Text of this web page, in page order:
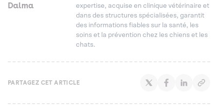
Dalma
expertise, acquise en clinique vétérinaire et
dans des structures spécialisées, garantit
des informations fiables sur la santé, les
soins et la prévention chez les chiens et les
chats.
PARTAGEZ CET ARTICLE